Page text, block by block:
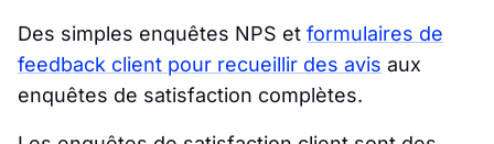
Des simples enquêtes NPS et formulaires de
feedback client pour recueillir des avis aux
enquêtes de satisfaction complètes.